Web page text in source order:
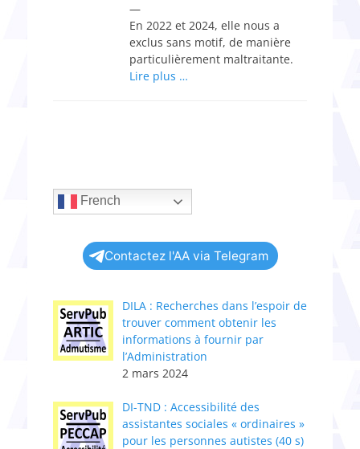
—
En 2022 et 2024, elle nous a
exclus sans motif, de manière
particulièrement maltraitante.
Lire plus …
French
Contactez l'AA via Telegram
DILA : Recherches dans l’espoir de
trouver comment obtenir les
informations à fournir par
l’Administration
2 mars 2024
DI-TND : Accessibilité des
assistantes sociales « ordinaires »
pour les personnes autistes (40 s)